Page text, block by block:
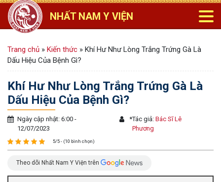
NHẤT NAM Y VIỆN
Trang chủ » Kiến thức » Khí Hư Như Lòng Trắng Trứng Gà Là
Dấu Hiệu Của Bệnh Gì?
Khí Hư Như Lòng Trắng Trứng Gà Là
Dấu Hiệu Của Bệnh Gì?
Ngày cập nhật: 6:00 -
12/07/2023
*Tác giả:Bác Sĩ Lê
Phương
5/5 - (10 bình chọn)
Theo dõi Nhất Nam Y Viện trên